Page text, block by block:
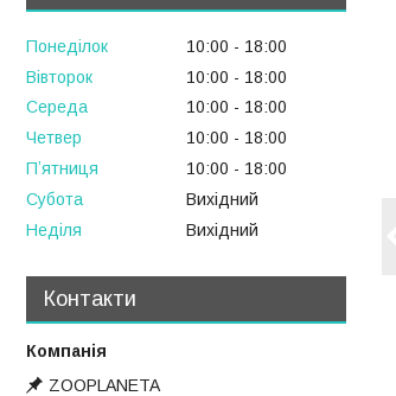
Понеділок 10:00
18:00
Вівторок
10:00
18:00
Середа
10:00
18:00
Четвер
10:00
18:00
Пʼятниця
10:00
18:00
Субота
Вихідний
Неділя
Вихідний
Контакти
ZOOPLANETA